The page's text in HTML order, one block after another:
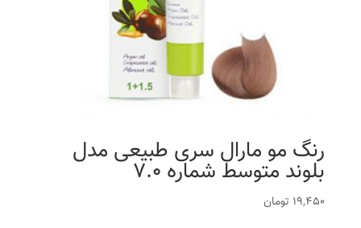
رنگ مو مارال سری طبیعی مدل
بلوند متوسط شماره 7.0
19,450 تومان